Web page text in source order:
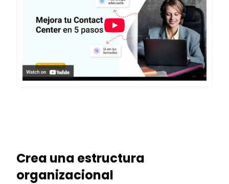
Crea una estructura
organizacional